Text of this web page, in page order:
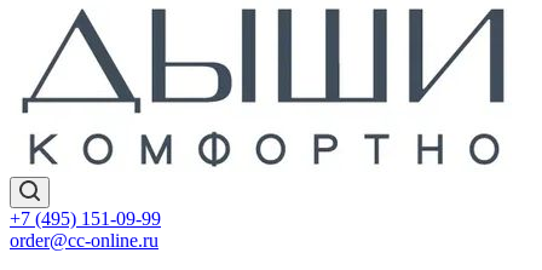
+7 (495) 151-09-99
order@cc-online.ru